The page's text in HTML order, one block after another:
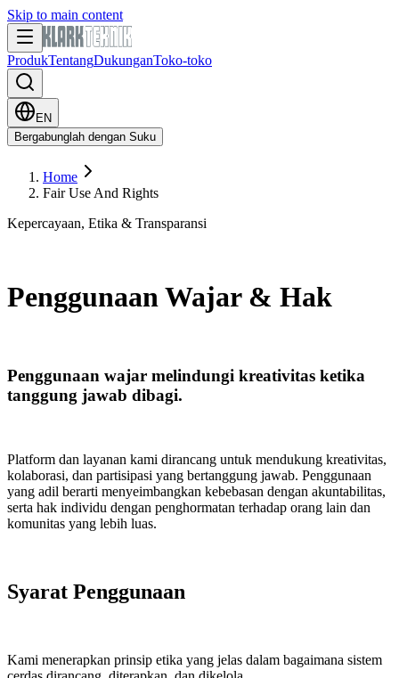
Skip to main content
ProdukTentangDukunganToko-toko
EN
Bergabunglah dengan Suku
Home
Fair Use And Rights
Kepercayaan, Etika & Transparansi
Penggunaan Wajar & Hak
Penggunaan wajar melindungi kreativitas ketika
tanggung jawab dibagi.
Platform dan layanan kami dirancang untuk mendukung kreativitas,
kolaborasi, dan partisipasi yang bertanggung jawab. Penggunaan
yang adil berarti menyeimbangkan kebebasan dengan akuntabilitas,
serta hak individu dengan penghormatan terhadap orang lain dan
komunitas yang lebih luas.
Syarat Penggunaan
Kami menerapkan prinsip etika yang jelas dalam bagaimana sistem